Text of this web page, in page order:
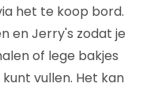
het te koop bord.
en Jerry's zodat je
of lege bakjes
vullen. Het kan